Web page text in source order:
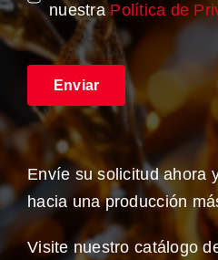
nuestraPolítica de
Enviar
Envíe su solicitud ahora
hacia una producción
Visite nuestro catálogo